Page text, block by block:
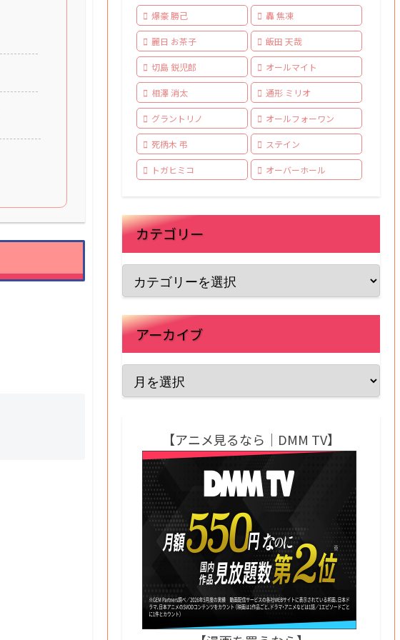
爆豪 勝己 轟 焦凍
麗日 お茶子 飯田 天哉
切島 鋭児郎 オールマイト
相澤 消太 通形 ミリオ
グラントリノ オールフォーワン
死柄木 弔 ステイン
トガヒミコ オーバーホール
カテゴリー
アーカイブ
【アニメ見るなら｜DMM TV】